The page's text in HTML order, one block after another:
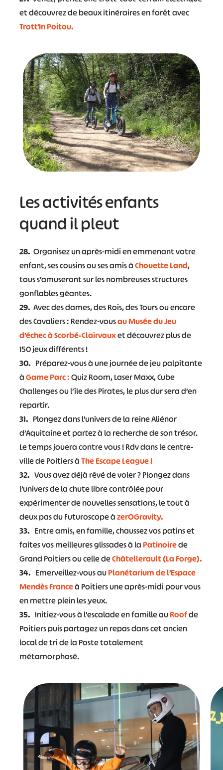
et découvrez de beaux itinéraires en forêt avec
Trott’In Poitou.
Les activités enfants
quand il pleut
28. Organisez un après-midi en emmenant votre
enfant, ses cousins ou ses amis àChouette Land,
tous s’amuseront sur les nombreuses structures
gonflables géantes.
29. Avec des dames, des Rois, des Tours ou encore
des Cavaliers : Rendez-vousau Musée du Jeu
d’échec à Scorbé-Clairvauxet découvrez plus de
150 jeux différents !
30. Préparez-vous à une journée de jeu palpitante
àGame Parc :Quiz Room, Laser Maxx, Cube
Challenges ou l’île des Pirates, le plus dur sera d’en
repartir.
31. Plongez dans l’univers de la reine Aliénor
d’Aquitaine et partez à la recherche de son trésor.
Le temps jouera contre vous ! Rdv dans le centre-
ville de Poitiers àThe Escape League !
32. Vous avez déjà rêvé de voler ? Plongez dans
l’univers de la chute libre contrôlée pour
expérimenter de nouvelles sensations, le tout à
deux pas du Futuroscope àzerOGravity.
33. Entre amis, en famille, chaussez vos patins et
faites vos meilleures glissades à laPatinoirede
Grand Poitiers ou celle deChâtellerault (La Forge).
34. Emerveillez-vous auPlanétarium de l’Espace
Mendès Franceà Poitiers une après-midi pour vous
en mettre plein les yeux.
35. Initiez-vous à l’escalade en famille auRoofde
Poitiers puis partagez un repas dans cet ancien
local de tri de la Poste totalement
métamorphosé.
# # #
#
#